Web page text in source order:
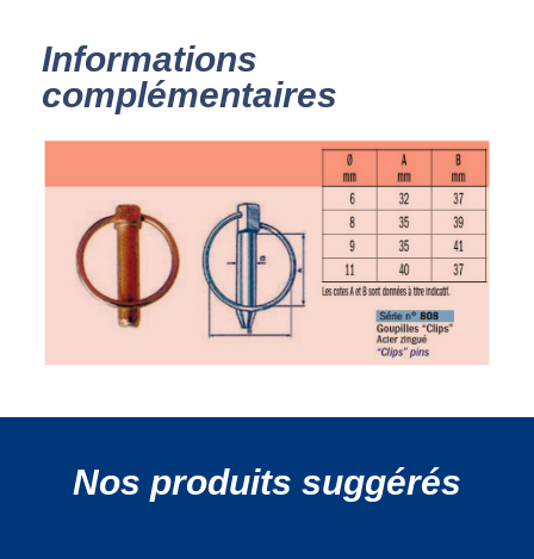
Informations
complémentaires
Nos produits suggérés